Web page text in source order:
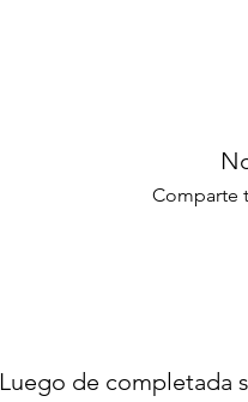
Comparte
Luego de completada